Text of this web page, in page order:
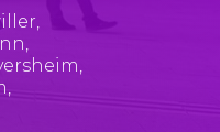
,
,
,
,